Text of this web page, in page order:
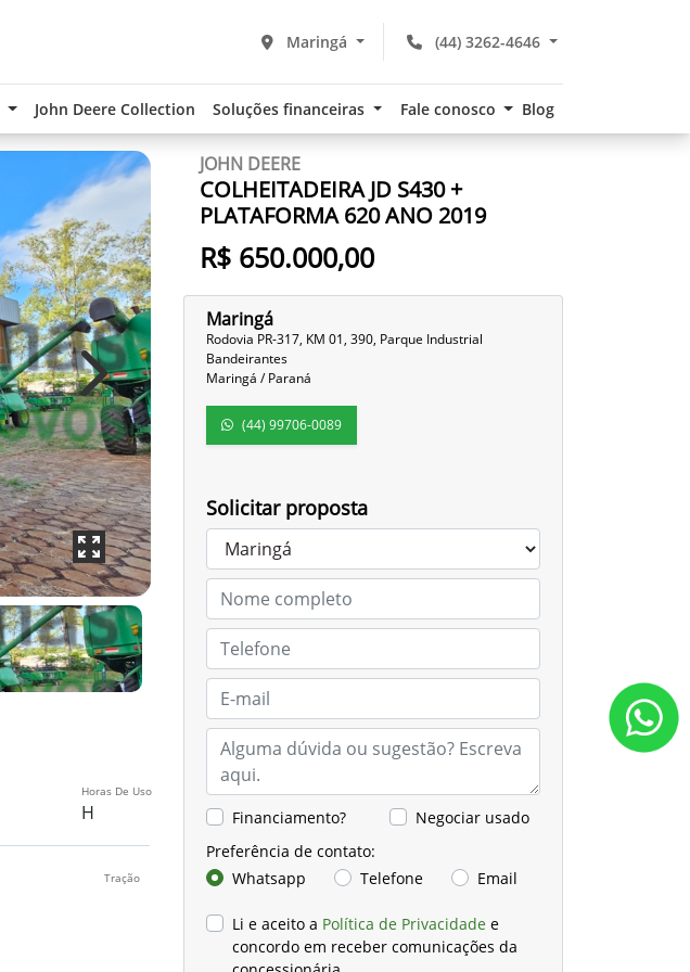
(44) 3262-4646
Maringá
John Deere Collection Soluções financeiras Fale conosco Blog
JOHN DEERE
COLHEITADEIRA JD S430 +
PLATAFORMA 620 ANO 2019
R$ 650.000,00
Maringá
Rodovia PR-317, KM 01, 390, Parque Industrial
Bandeirantes
Maringá / Paraná
(44) 99706-0089
Solicitar proposta
Financiamento?
Negociar usado
Preferência de contato:
Whatsapp
Telefone Email
Li e aceito a Política de Privacidade e
concordo em receber comunicações da
Next
Horas De Uso
H
Tração